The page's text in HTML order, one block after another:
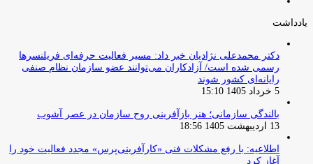
یادداشت
دکتر محمدعلی نژادیان خبر داد: مسیر فعالیت حرفه‌ای فریلنسرها
رسمی شده است/ آزادکاران می‌توانند عضو سازمان نظام صنفی
رایانه‌ای کشور شوند
5 خرداد 1405 15:10
بالندگی سازمانی؛ هنر بازآفرینی روح سازمان در عصر آشوب
13 اردیبهشت 1405 18:56
اطلاعیه: با رفع مشکلات فنی «کارآفرینی‌پرس» مجدد فعالیت خود را
آغاز کرد